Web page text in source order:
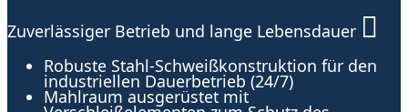
Zuverlässiger Betrieb und lange Lebensdauer
Robuste Stahl-Schweißkonstruktion für den
industriellen Dauerbetrieb (24/7)
Mahlraum ausgerüstet mit